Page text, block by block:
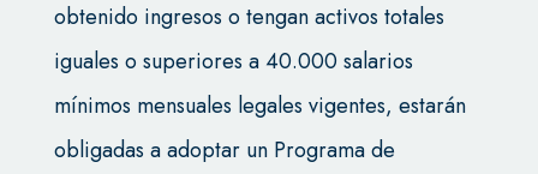
obtenido ingresos o tengan activos totales
iguales o superiores a 40.000 salarios
mínimos mensuales legales vigentes, estarán
obligadas a adoptar un Programa de